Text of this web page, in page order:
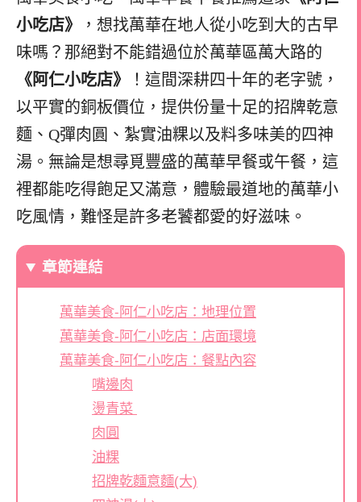
小吃店》
，想找萬華在地人從小吃到大的古早
味嗎？那絕對不能錯過位於萬華區萬大路的
《阿仁小吃店》
！這間深耕四十年的老字號，
以平實的銅板價位，提供份量十足的招牌乾意
麵、Q彈肉圓、紮實油粿以及料多味美的四神
湯。無論是想尋覓豐盛的萬華早餐或午餐，這
裡都能吃得飽足又滿意，體驗最道地的萬華小
吃風情，難怪是許多老饕都愛的好滋味。
章節連結
萬華美食-阿仁小吃店：地理位置
萬華美食-阿仁小吃店：店面環境
萬華美食-阿仁小吃店：餐點內容
嘴邊肉
燙青菜
肉圓
油粿
招牌乾麵意麵(大)